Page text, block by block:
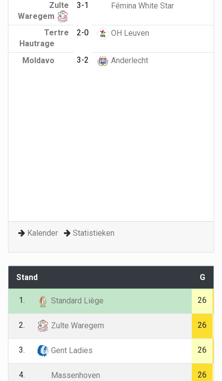
Zulte
Waregem
3-1 Fémina White Star
Tertre
Hautrage
2-0 OH Leuven
Moldavo 3-2 Anderlecht
Kalender Statistieken
Stand G
1. Standard Liège 26
2. Zulte Waregem 26
3. Gent Ladies 26
4. Massenhoven 26